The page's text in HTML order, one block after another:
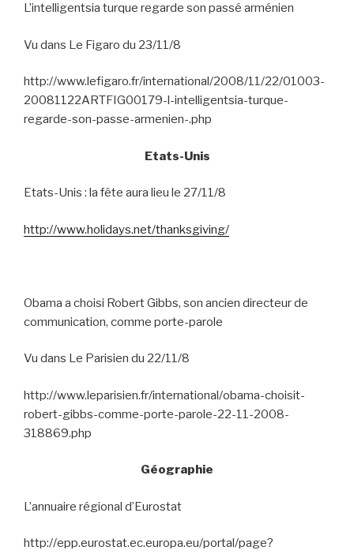
L’intelligentsia turque regarde son passé arménien
Vu dans Le Figaro du 23/11/8
http://www.lefigaro.fr/international/2008/11/22/01003-
20081122ARTFIG00179-l-intelligentsia-turque-
regarde-son-passe-armenien-.php
Etats-Unis
Etats-Unis : la fête aura lieu le 27/11/8
http://www.holidays.net/thanksgiving/
Obama a choisi Robert Gibbs, son ancien directeur de
communication, comme porte-parole
Vu dans Le Parisien du 22/11/8
http://www.leparisien.fr/international/obama-choisit-
robert-gibbs-comme-porte-parole-22-11-2008-
318869.php
Géographie
L’annuaire régional d’Eurostat
http://epp.eurostat.ec.europa.eu/portal/page?